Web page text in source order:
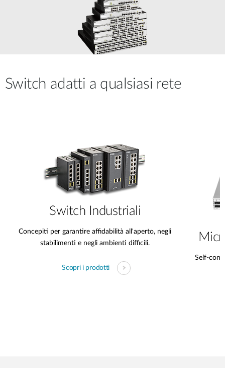
Switch adatti a qualsiasi rete
Switch Industriali
Concepiti per garantire affidabilità all'aperto, negli
stabilimenti e negli ambienti difficili.
Scopri i prodotti
Self-